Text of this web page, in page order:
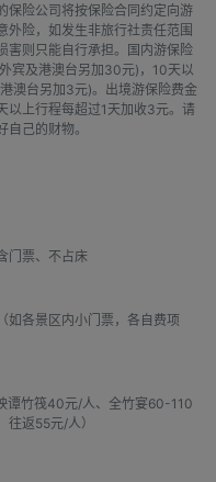
保险公司将按保险合同约定向游
外险，如发生非旅行社责任范围
害则只能自行承担。国内游保险
宾及港澳台另加30元)，10天以
澳台另加3元)。出境游保险费金
上行程每超过1天加收3元。请
己的财物。
门票、不占床
如各景区内小门票，各自费项
谭竹筏40元/人、全竹宴60-110
返55元/人）